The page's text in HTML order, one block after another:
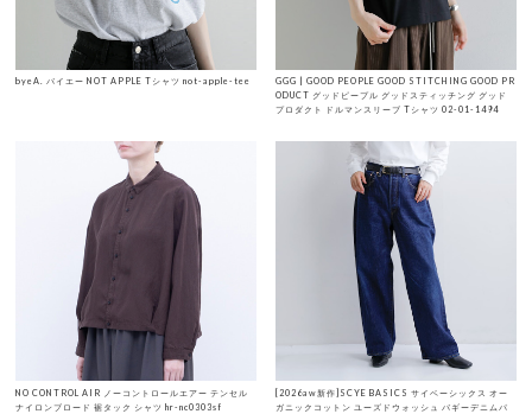
byeA. バイエー NOT APPLE Tシャツ not-apple-tee
GGG | GOOD PEOPLE GOOD STITCHING GOOD PR
ODUCT グッドピープル グッドスティッチング グッド
プロダクト ドルマンスリーブ Tシャツ 02-01-1494
NO CONTROL AIR ノーコントロールエアー テンセル
ナイロンブロード 裾タック シャツ hr-nc0303sf
[2026aw新作]SCYE BASICS サイベーシックス オー
ガニックコットン ユーズドウォッシュ バギーデニムパ